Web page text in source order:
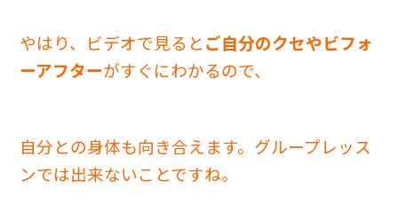
やはり、ビデオで見るとご自分のクセやビフォ
ーアフターがすぐにわかるので、
自分との身体も向き合えます。グループレッス
ンでは出来ないことですね。